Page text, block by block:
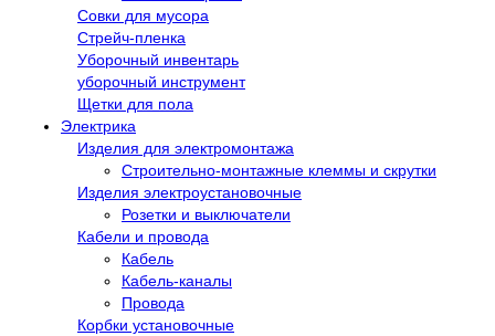
Совки для мусора
Стрейч-пленка
Уборочный инвентарь
уборочный инструмент
Щетки для пола
Электрика
Изделия для электромонтажа
Строительно-монтажные клеммы и скрутки
Изделия электроустановочные
Розетки и выключатели
Кабели и провода
Кабель
Кабель-каналы
Провода
Корбки установочные